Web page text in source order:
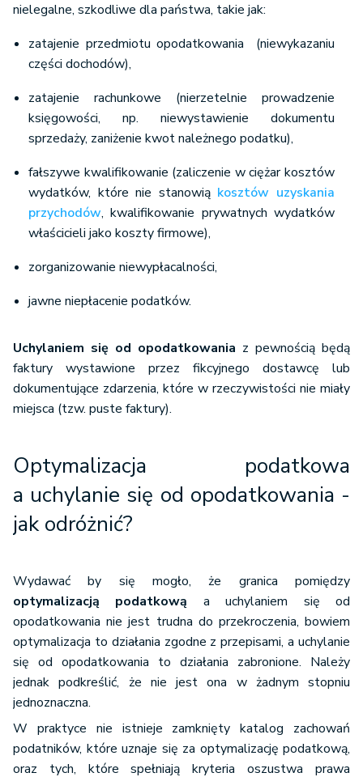
nielegalne, szkodliwe dla państwa, takie jak:
zatajenie przedmiotu opodatkowania (niewykazaniu
części dochodów),
zatajenie rachunkowe (nierzetelnie prowadzenie
księgowości, np. niewystawienie dokumentu
sprzedaży, zaniżenie kwot należnego podatku),
fałszywe kwalifikowanie (zaliczenie w ciężar kosztów
wydatków, które nie stanowią kosztów uzyskania
przychodów, kwalifikowanie prywatnych wydatków
właścicieli jako koszty firmowe),
zorganizowanie niewypłacalności,
jawne niepłacenie podatków.
Uchylaniem się od opodatkowania z pewnością będą
faktury wystawione przez fikcyjnego dostawcę lub
dokumentujące zdarzenia, które w rzeczywistości nie miały
miejsca (tzw. puste faktury).
Optymalizacja podatkowa
a uchylanie się od opodatkowania -
jak odróżnić?
Wydawać by się mogło, że granica pomiędzy
optymalizacją podatkową a uchylaniem się od
opodatkowania nie jest trudna do przekroczenia, bowiem
optymalizacja to działania zgodne z przepisami, a uchylanie
się od opodatkowania to działania zabronione. Należy
jednak podkreślić, że nie jest ona w żadnym stopniu
jednoznaczna.
W praktyce nie istnieje zamknięty katalog zachowań
podatników, które uznaje się za optymalizację podatkową,
oraz tych, które spełniają kryteria oszustwa prawa